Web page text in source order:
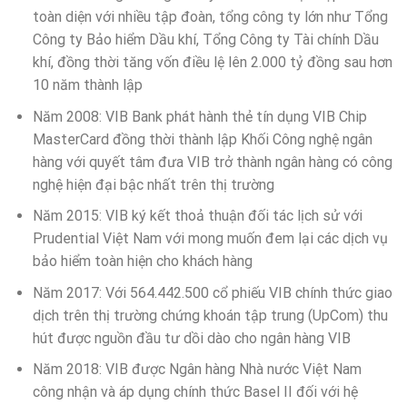
toàn diện với nhiều tập đoàn, tổng công ty lớn như Tổng
Công ty Bảo hiểm Dầu khí, Tổng Công ty Tài chính Dầu
khí, đồng thời tăng vốn điều lệ lên 2.000 tỷ đồng sau hơn
10 năm thành lập
Năm 2008: VIB Bank phát hành thẻ tín dụng VIB Chip
MasterCard đồng thời thành lập Khối Công nghệ ngân
hàng với quyết tâm đưa VIB trở thành ngân hàng có công
nghệ hiện đại bậc nhất trên thị trường
Năm 2015: VIB ký kết thoả thuận đối tác lịch sử với
Prudential Việt Nam với mong muốn đem lại các dịch vụ
bảo hiểm toàn hiện cho khách hàng
Năm 2017: Với 564.442.500 cổ phiếu VIB chính thức giao
dịch trên thị trường chứng khoán tập trung (UpCom) thu
hút được nguồn đầu tư dồi dào cho ngân hàng VIB
Năm 2018: VIB được Ngân hàng Nhà nước Việt Nam
công nhận và áp dụng chính thức Basel II đối với hệ